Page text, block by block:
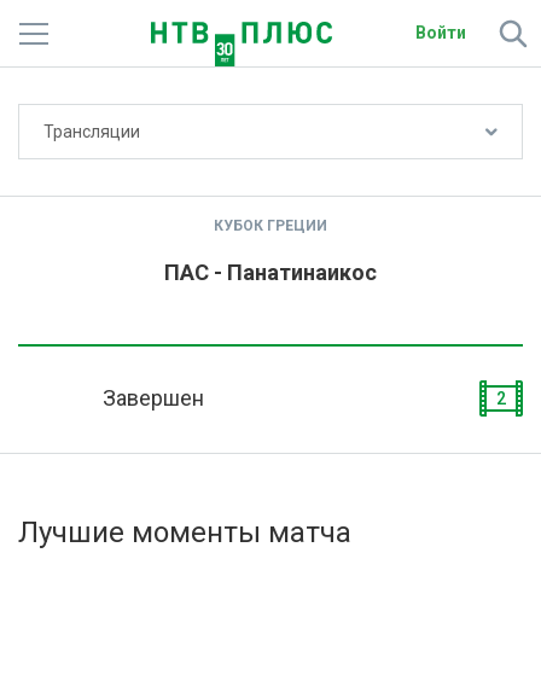
Войти
Активировать промокод
Трансляции
КУБОК ГРЕЦИИ
ПАС - Панатинаикос
Завершен 2
Лучшие моменты матча